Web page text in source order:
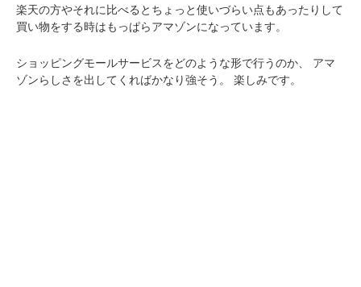
楽天の方やそれに比べるとちょっと使いづらい点もあったりして
買い物をする時はもっぱらアマゾンになっています。
ショッピングモールサービスをどのような形で行うのか、
アマ
ゾンらしさを出してくればかなり強そう。
楽しみです。